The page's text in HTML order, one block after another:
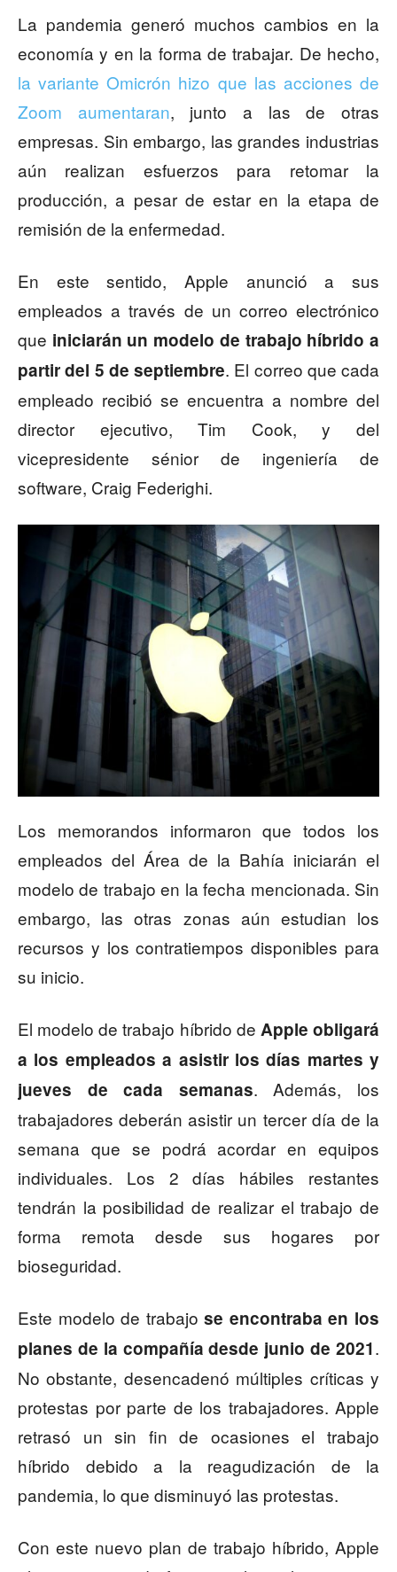
La pandemia generó muchos cambios en la
economía y en la forma de trabajar. De hecho,
la variante Omicrón hizo que las acciones de
Zoom aumentaran, junto a las de otras
empresas. Sin embargo, las grandes industrias
aún realizan esfuerzos para retomar la
producción, a pesar de estar en la etapa de
remisión de la enfermedad.
En este sentido, Apple anunció a sus
empleados a través de un correo electrónico
que iniciarán un modelo de trabajo híbrido a
partir del 5 de septiembre. El correo que cada
empleado recibió se encuentra a nombre del
director ejecutivo, Tim Cook, y del
vicepresidente sénior de ingeniería de
software, Craig Federighi.
Los memorandos informaron que todos los
empleados del Área de la Bahía iniciarán el
modelo de trabajo en la fecha mencionada. Sin
embargo, las otras zonas aún estudian los
recursos y los contratiempos disponibles para
su inicio.
El modelo de trabajo híbrido de Apple obligará
a los empleados a asistir los días martes y
jueves de cada semanas. Además, los
trabajadores deberán asistir un tercer día de la
semana que se podrá acordar en equipos
individuales. Los 2 días hábiles restantes
tendrán la posibilidad de realizar el trabajo de
forma remota desde sus hogares por
bioseguridad.
Este modelo de trabajose encontraba en los
planes de la compañía desde junio de 2021.
No obstante, desencadenó múltiples críticas y
protestas por parte de los trabajadores. Apple
retrasó un sin fin de ocasiones el trabajo
híbrido debido a la reagudización de la
pandemia, lo que disminuyó las protestas.
Con este nuevo plan de trabajo híbrido, Apple